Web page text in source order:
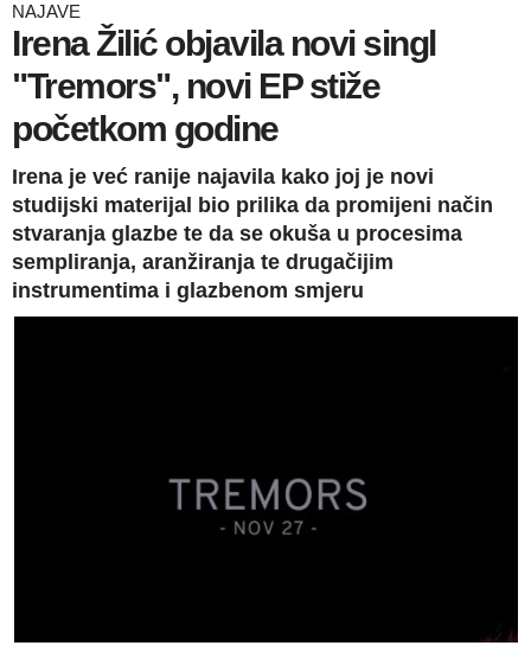
NAJAVE
Irena Žilić objavila novi singl
"Tremors", novi EP stiže
početkom godine
Irena je već ranije najavila kako joj je novi
studijski materijal bio prilika da promijeni način
stvaranja glazbe te da se okuša u procesima
sempliranja, aranžiranja te drugačijim
instrumentima i glazbenom smjeru